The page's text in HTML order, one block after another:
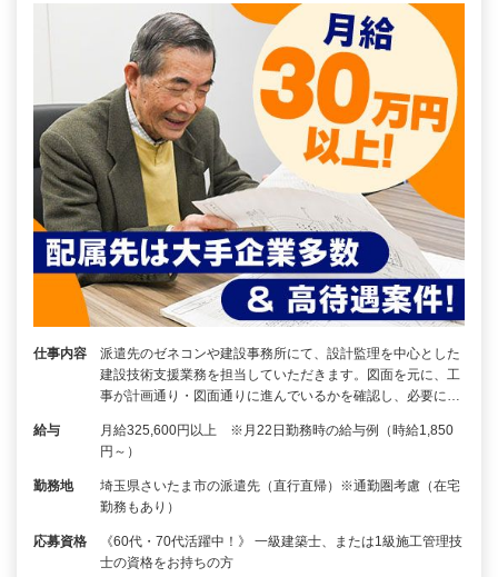
仕事内容
派遣先のゼネコンや建設事務所にて、設計監理を中心とした
建設技術支援業務を担当していただきます。図面を元に、工
事が計画通り・図面通りに進んでいるかを確認し、必要に…
給与
月給325,600円以上 ※月22日勤務時の給与例（時給1,850
円～）
勤務地
埼玉県さいたま市の派遣先（直行直帰）※通勤圏考慮（在宅
勤務もあり）
応募資格
《60代・70代活躍中！》 一級建築士、または1級施工管理技
士の資格をお持ちの方